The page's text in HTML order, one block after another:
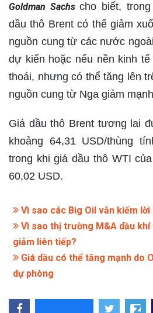
Goldman Sachscho biết,
dầu thô Brent có thể giảm
nguồn cung từ các nước
dự kiến ​​hoặc nếu nền kinh
thoái, nhưng có thể tăng lên
nguồn cung từ Nga giảm
Giá dầu thô Brent tương lai
khoảng 64,31 USD/thùng
trong khi giá dầu thô WTI
60,02 USD.
Vì sao các Big Oil vẫn kiếm
Vì sao thị trường M&A dầu
giảm liên tiếp?
Giá dầu có thể tăng mạnh do
dự phòng